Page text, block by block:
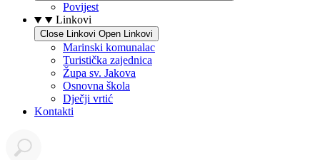
Povijest
Linkovi
Close Linkovi Open Linkovi
Marinski komunalac
Turistička zajednica
Župa sv. Jakova
Osnovna škola
Dječji vrtić
Kontakti